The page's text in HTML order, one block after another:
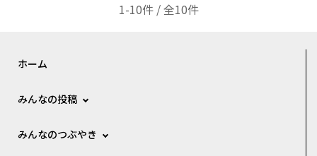
1-10件 / 全10件
ホーム
みんなの投稿
みんなのつぶやき